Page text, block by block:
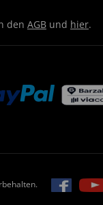
den AGB und hier.